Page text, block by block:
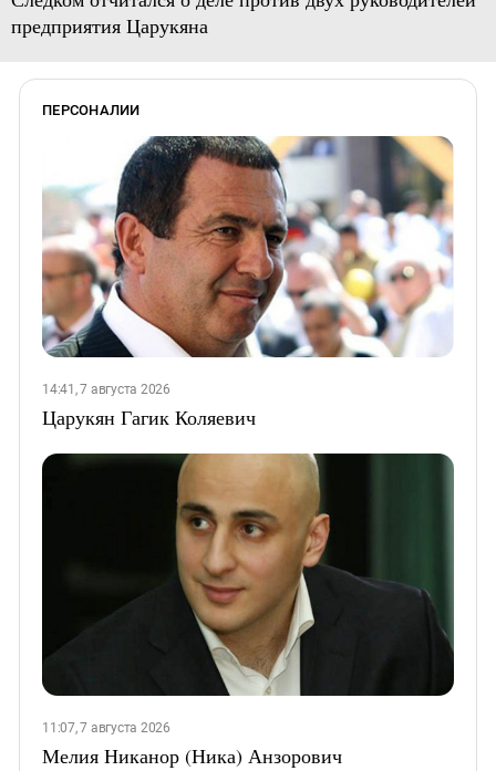
предприятия Царукяна
ПЕРСОНАЛИИ
14:41, 7 августа 2026
Царукян Гагик Коляевич
11:07, 7 августа 2026
Мелия Никанор (Ника) Анзорович